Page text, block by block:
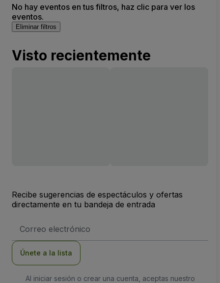
No hay eventos en tus filtros, haz clic para ver los
eventos.
Eliminar filtros
Visto recientemente
Recibe sugerencias de espectáculos y ofertas
directamente en tu bandeja de entrada
de
Únete a la lista
Al iniciar sesión o crear una cuenta, aceptas nuestro